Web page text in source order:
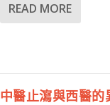
READ MORE
中醫止瀉與西醫的